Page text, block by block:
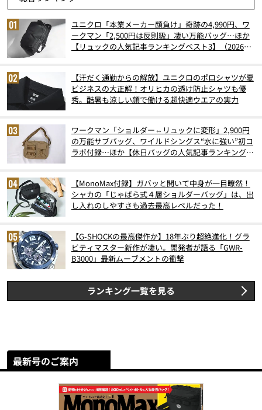
ユニクロ「本業メーカー顔負け」奇跡の4,990円、ワ
ークマン「2,500円は反則級」凄い万能バッグ…ほか
【リュックの人気記事ランキングベスト3】（2026年
【汗だく通勤からの解放】ユニクロのポロシャツが夏
ビジネスの大正解！オリヒカの透け防止シャツも優
秀。酷暑も涼しい顔で働ける超快適ウエアの実力
ワークマン「ショルダー⇔リュックに変形」2,900円
の万能サブバッグ、ワイルドシングス“水に強い”初コ
ラボ付録…ほか【休日バッグの人気記事ランキングベ
【MonoMax付録】ガバッと開いて中身が一目瞭然！
シャカの「じゃばら式４層ショルダーバッグ」は、出
し入れのしやすさも過去最高レベルだった！
【G-SHOCKの最高傑作か】18年ぶり超絶進化！グラ
ビティマスター新作が凄い。開発者が語る「GWR-
B3000」最新ムーブメントの衝撃
ランキング一覧を見る
最新号のご案内